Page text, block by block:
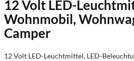
12 Volt LED-
Wohnmobil,
Camper
12 Volt LED-Leuchtmittel, LED-